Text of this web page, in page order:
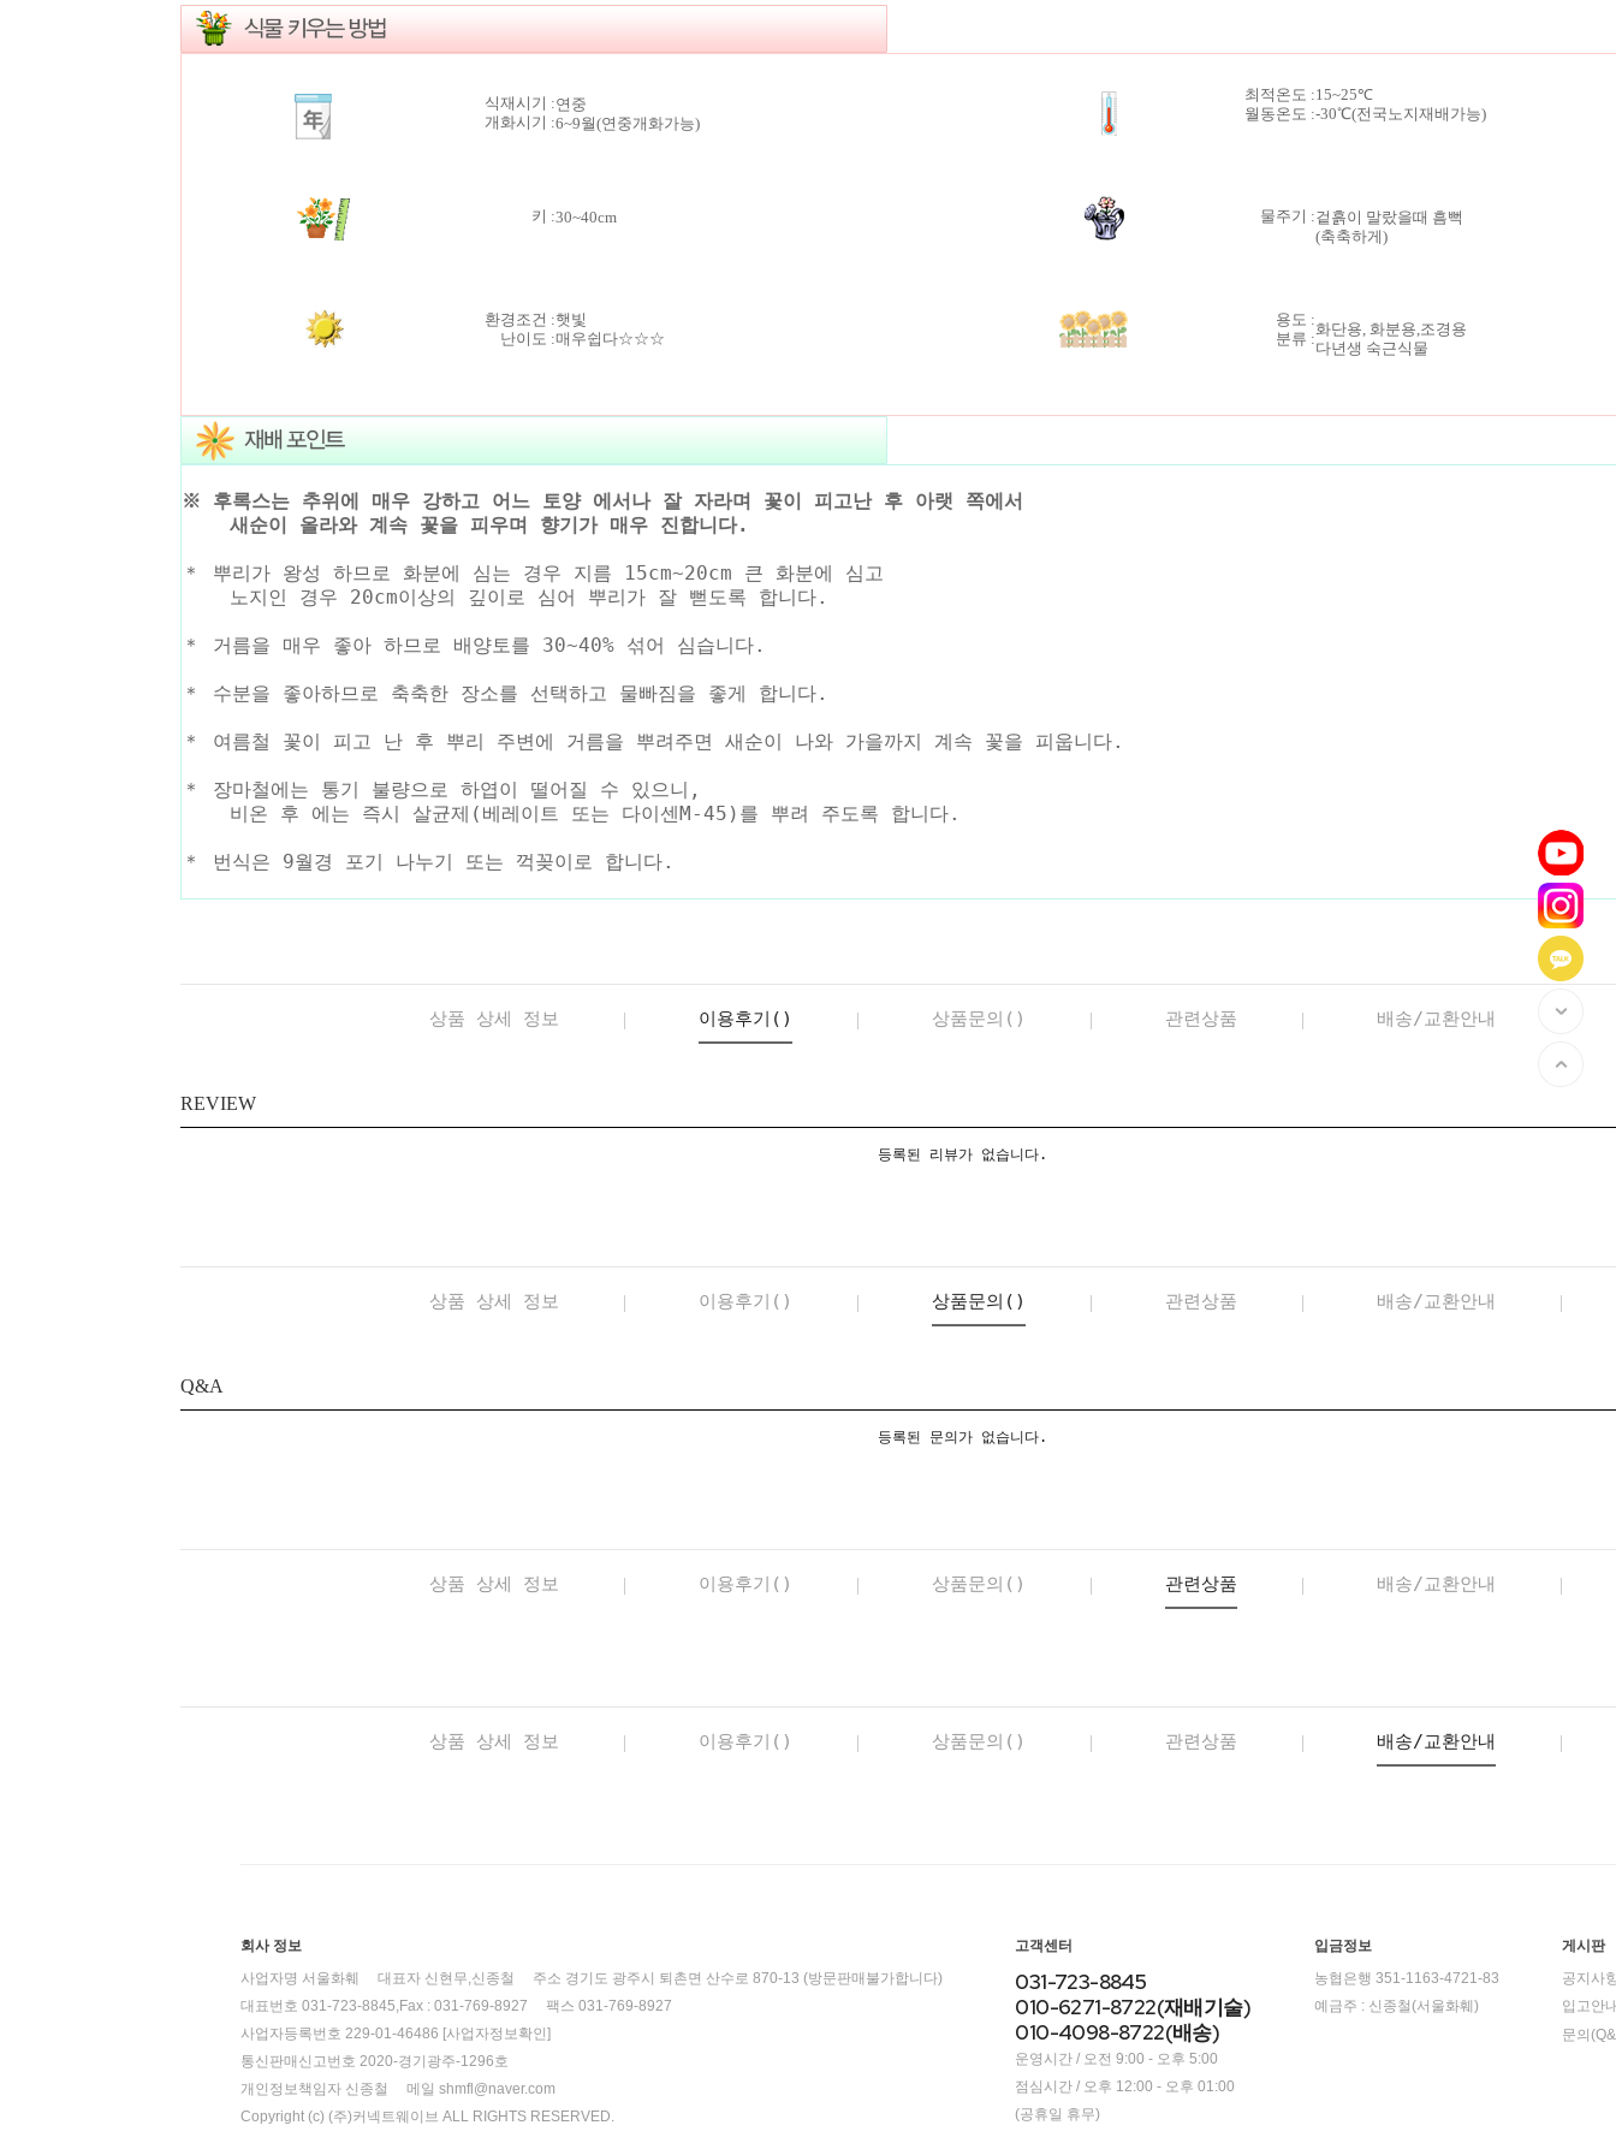
식재시기 :
개화시기 :
연중
6~9월(연중개화가능)
최적온도 :
월동온도 :
15~25℃
-30℃(전국노지재배가능)
키 :30~40cm 물주기 :겉흙이 말랐을때 흠뻑
(축축하게)
환경조건 :
난이도 :
햇빛
매우쉽다☆☆☆
용도 :
분류 :
화단용, 화분용,조경용
다년생 숙근식물
※ 후록스는 추위에 매우 강하고 어느 토양 에서나 잘 자라며 꽃이 피고난 후 아랫 쪽에서
새순이 올라와 계속 꽃을 피우며 향기가 매우 진합니다.
＊ 뿌리가 왕성 하므로 화분에 심는 경우 지름 15cm~20cm 큰 화분에 심고
노지인 경우 20cm이상의 깊이로 심어 뿌리가 잘 뻗도록 합니다.
＊ 거름을 매우 좋아 하므로 배양토를 30~40% 섞어 심습니다.
＊ 수분을 좋아하므로 축축한 장소를 선택하고 물빠짐을 좋게 합니다.
＊ 여름철 꽃이 피고 난 후 뿌리 주변에 거름을 뿌려주면 새순이 나와 가을까지 계속 꽃을 피웁니다.
＊ 장마철에는 통기 불량으로 하엽이 떨어질 수 있으니,
비온 후 에는 즉시 살균제(베레이트 또는 다이센M-45)를 뿌려 주도록 합니다.
＊ 번식은 9월경 포기 나누기 또는 꺽꽂이로 합니다.
상품 상세 정보 이용후기() 상품문의() 관련상품 배송/교환안내
REVIEW
등록된 리뷰가 없습니다.
상품 상세 정보 이용후기() 상품문의() 관련상품 배송/교환안내
Q&A
등록된 문의가 없습니다.
상품 상세 정보 이용후기() 상품문의() 관련상품 배송/교환안내
상품 상세 정보 이용후기() 상품문의() 관련상품 배송/교환안내
회사 정보
사업자명 서울화훼 대표자 신현무,신종철
주소 경기도 광주시 퇴촌면 산수로 870-13 (방문판매불가합니다)
대표번호 031-723-8845,Fax : 031-769-8927
팩스 031-769-8927
사업자등록번호 229-01-46486 [사업자정보확인]
통신판매신고번호 2020-경기광주-1296호
개인정보책임자 신종철
메일 shmfl@naver.com
Copyright (c) (주)커넥트웨이브 ALL RIGHTS RESERVED.
고객센터
031-723-8845
010-6271-8722(재배기술)
010-4098-8722(배송)
운영시간 / 오전 9:00 - 오후 5:00
점심시간 / 오후 12:00 - 오후 01:00
(공휴일 휴무)
입금정보
농협은행 351-1163-4721-83
예금주 : 신종철(서울화훼)
게시판
공지사
입고안
문의